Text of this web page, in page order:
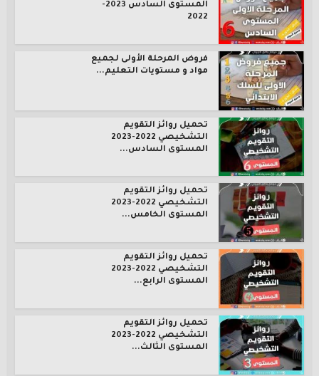
المستوى السادس 2023-
2022
فروض المرحلة الأولى لجميع
مواد و مستويات التعليم...
تحميل روائز التقويم
التشخيصي 2022-2023
المستوى السادس...
تحميل روائز التقويم
التشخيصي 2022-2023
المستوى الخامس...
تحميل روائز التقويم
التشخيصي 2022-2023
المستوى الرابع...
تحميل روائز التقويم
التشخيصي 2022-2023
المستوى الثالث...